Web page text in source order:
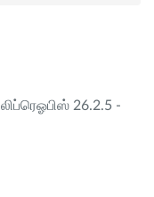
26.2.5 -